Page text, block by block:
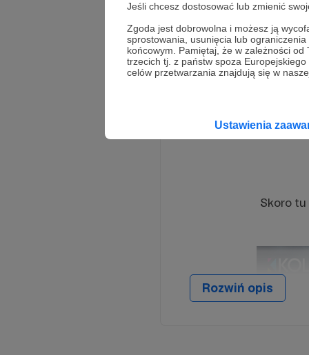
Jeśli chcesz dostosować lub zmienić
Zgoda jest dobrowolna i możesz ją
sprostowania, usunięcia lub
końcowym. Pamiętaj, że w zależności
trzecich tj. z państw spoza
celów przetwarzania znajdują się w
Ustawienia
Skoro tu
Rozwiń opis